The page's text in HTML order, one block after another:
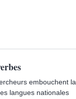
embouchent la
langues nationales